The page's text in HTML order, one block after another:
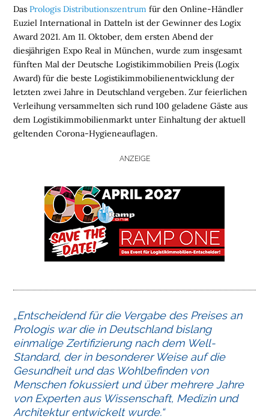
H
O
M
E
L
O
G
DasPrologis Distributionszentrum für den Online-Händler
Euziel International in Datteln ist der Gewinner des Logix
Award 2021. Am 11. Oktober, dem ersten Abend der
diesjährigen Expo Real in München, wurde zum insgesamt
fünften Mal der Deutsche Logistikimmobilien Preis (Logix
Award) für die beste Logistikimmobilienentwicklung der
letzten zwei Jahre in Deutschland vergeben. Zur feierlichen
Verleihung versammelten sich rund 100 geladene Gäste aus
dem Logistikimmobilienmarkt unter Einhaltung der aktuell
geltenden Corona-Hygieneauflagen.
ANZEIGE
„Entscheidend für die Vergabe des Preises an
Prologis war die in Deutschland bislang
einmalige Zertifizierung nach dem Well-
Standard, der in besonderer Weise auf die
Gesundheit und das Wohlbefinden von
Menschen fokussiert und über mehrere Jahre
von Experten aus Wissenschaft, Medizin und
Architektur entwickelt wurde.“